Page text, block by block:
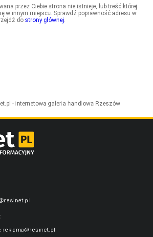
przez Ciebie strona nie istnieje, lub treść której
w innym miejscu. Sprawdź poprawność adresu w
do strony głównej.
- internetowa galeria handlowa Rzeszów
reklama@resinet.pl